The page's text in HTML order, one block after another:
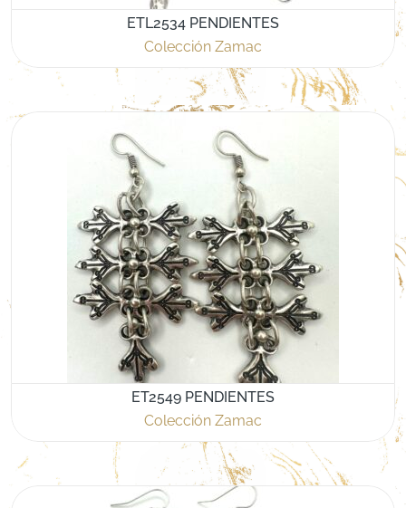
ETL2534 PENDIENTES
Colección Zamac
ET2549 PENDIENTES
Colección Zamac